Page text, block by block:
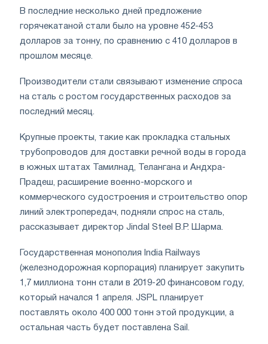
В последние несколько дней предложение
горячекатаной стали было на уровне 452-453
долларов за тонну, по сравнению с 410 долларов в
прошлом месяце.
Производители стали связывают изменение спроса
на сталь с ростом государственных расходов за
последний месяц.
Крупные проекты, такие как прокладка стальных
трубопроводов для доставки речной воды в города
в южных штатах Тамилнад, Телангана и Андхра-
Прадеш, расширение военно-морского и
коммерческого судостроения и строительство опор
линий электропередач, подняли спрос на сталь,
рассказывает директор Jindal Steel В.Р. Шарма.
Государственная монополия India Railways
(железнодорожная корпорация) планирует закупить
1,7 миллиона тонн стали в 2019-20 финансовом году,
который начался 1 апреля. JSPL планирует
поставлять около 400 000 тонн этой продукции, а
остальная часть будет поставлена Sail.